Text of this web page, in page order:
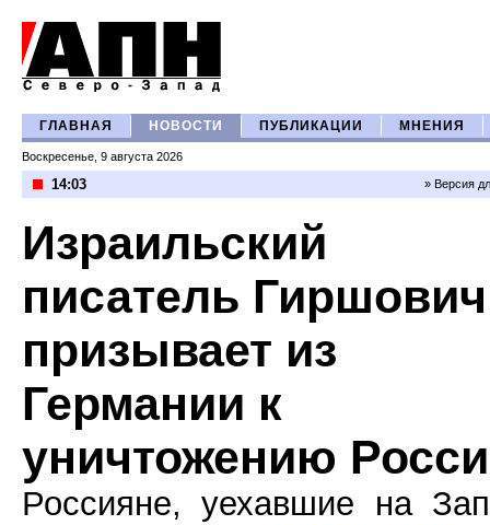
ГЛАВНАЯ НОВОСТИ ПУБЛИКАЦИИ МНЕНИЯ
Воскресенье, 9 августа 2026
14:03 » Версия
Израильский
писатель Гиршович
призывает из
Германии к
уничтожению
Россияне, уехавшие на